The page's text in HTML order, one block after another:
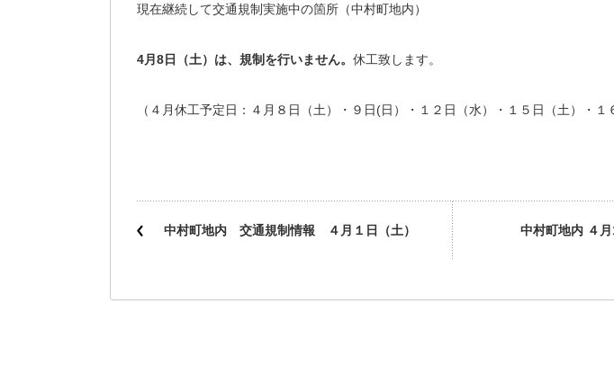
現在継続して交通規制実施中の箇所（中村町地内）
4月8日（土）は、規制を行いません。 休工致します。
（４月休工予定日：４月８日（土）・９日(日）・１２日（水）・１５日（土）・１
中村町地内 交通規制情報 ４月１日（土） 中村町地内 ４